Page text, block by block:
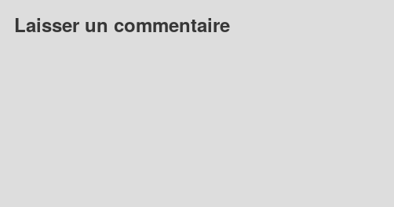
Laisser un commentaire